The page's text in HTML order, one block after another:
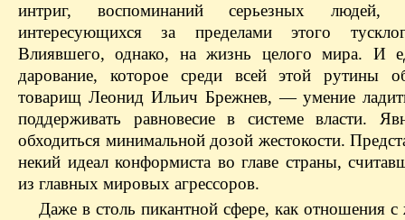
интриг, воспоминаний серьезных
интересующихся за пределами этого
Влиявшего, однако, на жизнь целого мира. И
дарование, которое среди всей этой рутины
товарищ Леонид Ильич Брежнев, — умение
поддерживать равновесие в системе власти.
обходиться минимальной дозой жестокости.
некий идеал конформиста во главе страны,
из главных мировых агрессоров.
Даже в столь пикантной сфере, как отношения